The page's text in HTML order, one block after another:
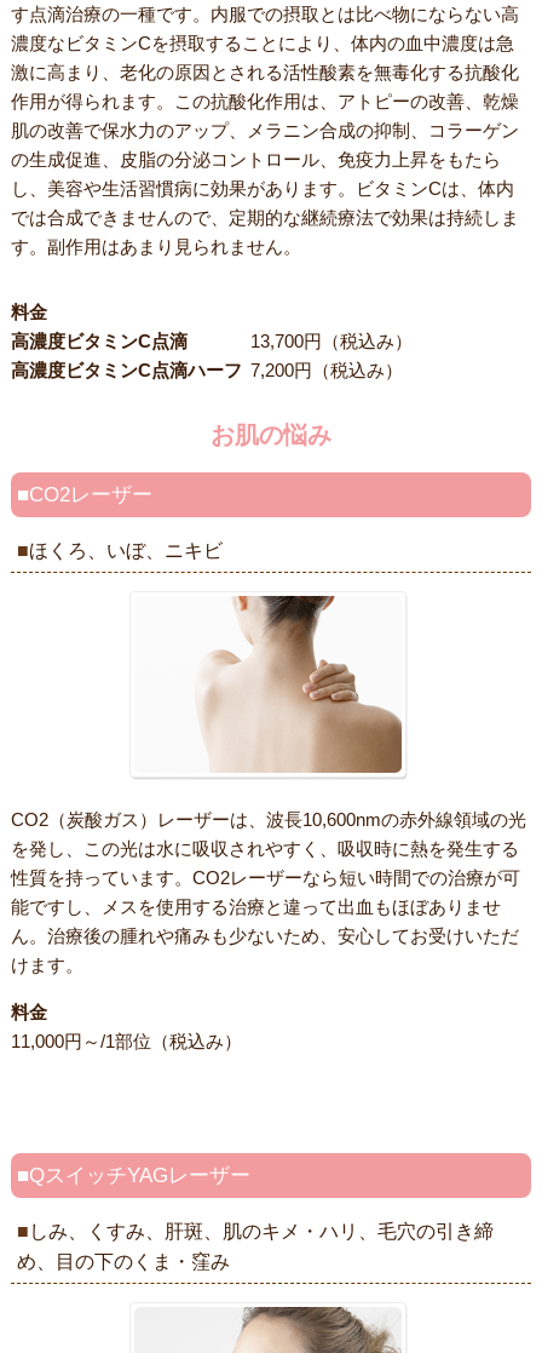
す点滴治療の一種です。内服での摂取とは比べ物にならない高
濃度なビタミンCを摂取することにより、体内の血中濃度は急
激に高まり、老化の原因とされる活性酸素を無毒化する抗酸化
作用が得られます。この抗酸化作用は、アトピーの改善、乾燥
肌の改善で保水力のアップ、メラニン合成の抑制、コラーゲン
の生成促進、皮脂の分泌コントロール、免疫力上昇をもたら
し、美容や生活習慣病に効果があります。ビタミンCは、体内
では合成できませんので、定期的な継続療法で効果は持続しま
す。副作用はあまり見られません。
料金
高濃度ビタミンC点滴
13,700円（税込み）
高濃度ビタミンC点滴ハーフ 7,200円（税込み）
お肌の悩み
CO2レーザー
ほくろ、いぼ、ニキビ
CO2（炭酸ガス）レーザーは、波長10,600nmの赤外線領域の光
を発し、この光は水に吸収されやすく、吸収時に熱を発生する
性質を持っています。CO2レーザーなら短い時間での治療が可
能ですし、メスを使用する治療と違って出血もほぼありませ
ん。治療後の腫れや痛みも少ないため、安心してお受けいただ
けます。
料金
11,000円～/1部位（税込み）
QスイッチYAGレーザー
しみ、くすみ、肝斑、肌のキメ・ハリ、毛穴の引き締
め、目の下のくま・窪み